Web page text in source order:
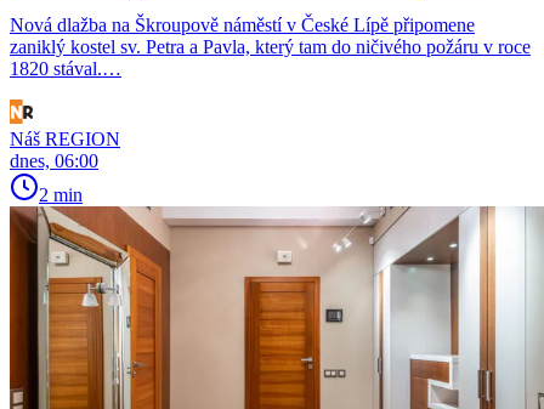
Nová dlažba na Škroupově náměstí v České Lípě připomene
zaniklý kostel sv. Petra a Pavla, který tam do ničivého požáru v roce
1820 stával.…
Náš REGION
dnes, 06:00
2 min